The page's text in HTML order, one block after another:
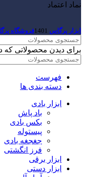
نماد اعتماد
ابزار پرگاس 1401فروشگاه
برای دیدن محصولاتی که
فهرست
دسته بندی ها
ابزار بادی
باد پاش
بکس بادی
پیستوله
جغجغه بادی
فرز انگشتی
ابزار برقی
ابزار دستی